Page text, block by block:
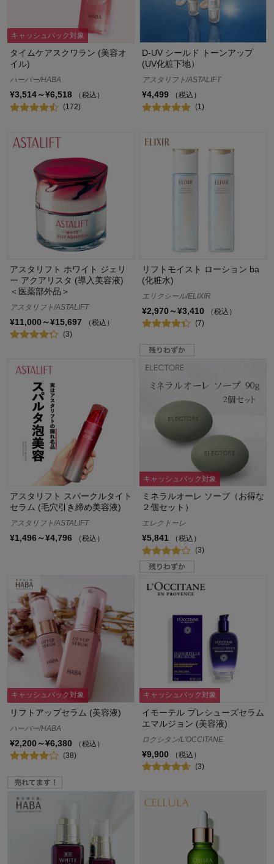
キャッシュバック対象
タイムケアスクワラン (美容オ
イル)
ハーバー/HABA
¥3,514～¥6,518
（税込）
(172)
D-UV シールド トーンアップ
(UV化粧下地）
アスタリフト/ASTALIFT
¥4,499
（税込）
(1)
アスタリフト ホワイト ジェリ
ー アクアリスタ (導入美容液)
＜医薬部外品＞
アスタリフト/ASTALIFT
¥11,000～¥15,697
（税込）
(3)
リフトモイスト ローション ba
(化粧水)
エリクシール/ELIXIR
¥2,970～¥3,410
（税込）
(7)
アスタリフト スパークルタイト
セラム (毛穴引き締め美容液)
アスタリフト/ASTALIFT
¥1,496～¥4,796 （税込）
キャッシュバック対象
ミネラルオーレ ソープ（お得な
２個セット）
エレクトーレ
¥5,841
（税込）
(3)
キャッシュバック対象
リフトアップセラム (美容液)
ハーバー/HABA
¥2,200～¥6,380
（税込）
(38)
キャッシュバック対象
イモーテル プレシューズセラム
エマルジョン (美容液)
ロクシタン/L'OCCITANE
¥9,900
（税込）
(3)